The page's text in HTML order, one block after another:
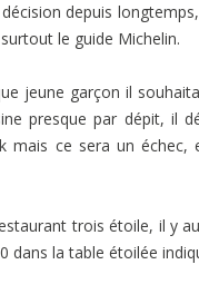
depuis
le guide Michelin.
jeune garçon il
presque par dépit, il
mais ce sera un échec,
trois étoile, il y
la table étoilée